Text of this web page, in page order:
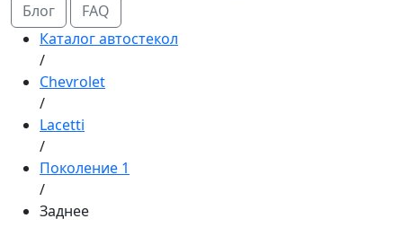
Блог
FAQ
Каталог автостекол
/
Chevrolet
/
Lacetti
/
Поколение 1
/
Заднее